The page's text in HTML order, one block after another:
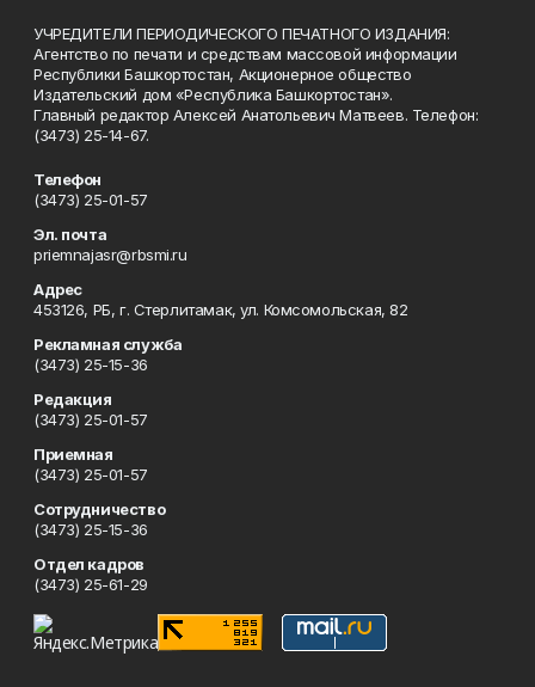
УЧРЕДИТЕЛИ ПЕРИОДИЧЕСКОГО ПЕЧАТНОГО ИЗДАНИЯ:
Агентство по печати и средствам массовой информации
Республики Башкортостан, Акционерное общество
Издательский дом «Республика Башкортостан».
Главный редактор Алексей Анатольевич Матвеев. Телефон:
(3473) 25-14-67.
Телефон
(3473) 25-01-57
Эл. почта
priemnajasr@rbsmi.ru
Адрес
453126, РБ, г. Стерлитамак, ул. Комсомольская, 82
Рекламная служба
(3473) 25-15-36
Редакция
(3473) 25-01-57
Приемная
(3473) 25-01-57
Сотрудничество
(3473) 25-15-36
Отдел кадров
(3473) 25-61-29